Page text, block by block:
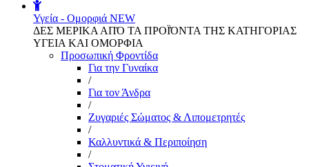
Υγεία - Ομορφιά NEW
ΔΕΣ ΜΕΡΙΚΑ ΑΠΌ ΤΑ ΠΡΟΪΌΝΤΑ ΤΗΣ ΚΑΤΗΓΟΡΙΑΣ
ΥΓΕΙΑ ΚΑΙ ΟΜΟΡΦΙΑ
Προσωπική Φροντίδα
Για την Γυναίκα
/
Για τον Άνδρα
/
Ζυγαριές Σώματος & Λιπομετρητές
/
Καλλυντικά & Περιποίηση
/